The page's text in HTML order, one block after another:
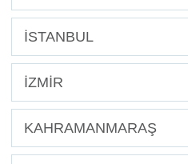
İSTANBUL
İZMİR
KAHRAMANMARAŞ